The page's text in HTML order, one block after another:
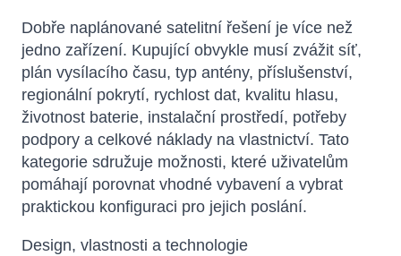
Dobře naplánované satelitní řešení je více než
jedno zařízení. Kupující obvykle musí zvážit síť,
plán vysílacího času, typ antény, příslušenství,
regionální pokrytí, rychlost dat, kvalitu hlasu,
životnost baterie, instalační prostředí, potřeby
podpory a celkové náklady na vlastnictví. Tato
kategorie sdružuje možnosti, které uživatelům
pomáhají porovnat vhodné vybavení a vybrat
praktickou konfiguraci pro jejich poslání.
Design, vlastnosti a technologie